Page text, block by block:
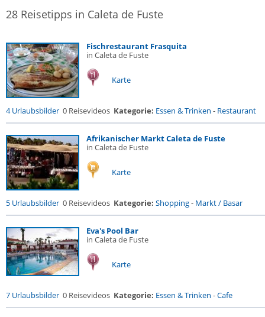
28 Reisetipps in Caleta de Fuste
Fischrestaurant Frasquita
in Caleta de Fuste
Karte
4 Urlaubsbilder 0 Reisevideos Kategorie: Essen & Trinken - Restaurant
Afrikanischer Markt Caleta de Fuste
in Caleta de Fuste
Karte
5 Urlaubsbilder 0 Reisevideos Kategorie: Shopping- Markt / Basar
Eva's Pool Bar
in Caleta de Fuste
Karte
7 Urlaubsbilder 0 Reisevideos Kategorie: Essen & Trinken -Cafe